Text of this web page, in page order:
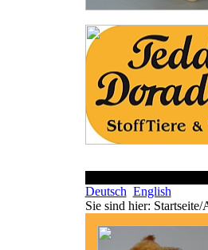
Deutsch English
Sie sind hier: